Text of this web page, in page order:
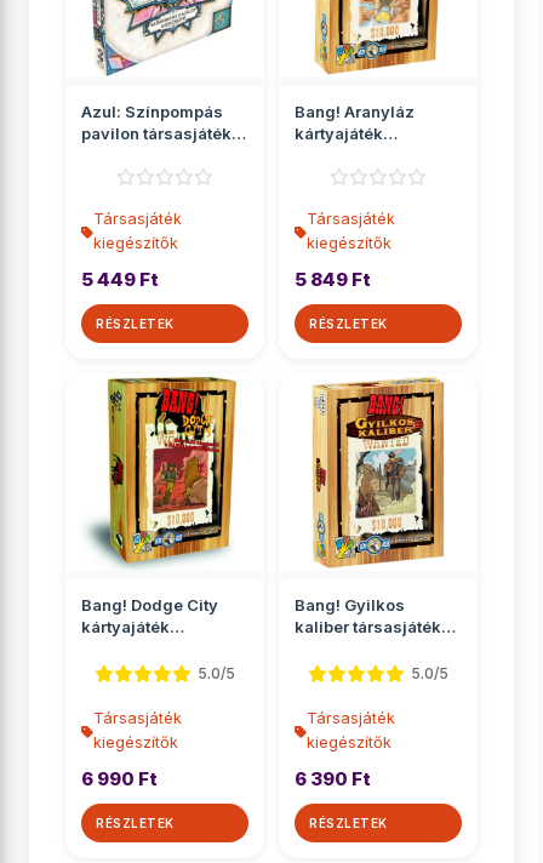
Azul: Színpompás
pavilon társasjáték
Társasjáték
kiegészítők
5 449 Ft
RÉSZLETEK
Bang! Aranyláz
kártyajáték
Társasjáték
kiegészítők
5 849 Ft
RÉSZLETEK
Bang! Dodge City
kártyajáték
5.0/5
Társasjáték
kiegészítők
6 990 Ft
RÉSZLETEK
Bang! Gyilkos
kaliber társasjáték
5.0/5
Társasjáték
kiegészítők
6 390 Ft
RÉSZLETEK